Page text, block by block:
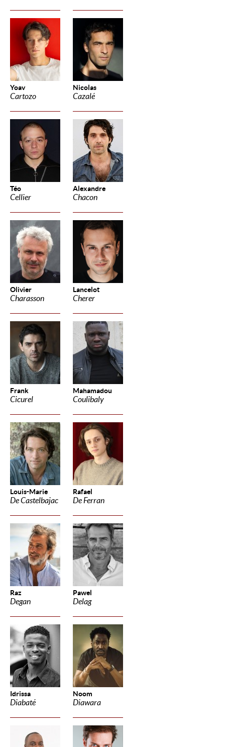
Yoav
Cartozo
Nicolas
Cazalé
Téo
Cellier
Alexandre
Chacon
Olivier
Charasson
Lancelot
Cherer
Frank
Cicurel
Mahamadou
Coulibaly
Louis-Marie
De Castelbajac
Rafael
De Ferran
Raz
Degan
Pawel
Delag
Idrissa
Diabaté
Noom
Diawara